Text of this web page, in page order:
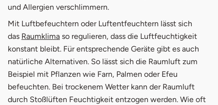
und Allergien verschlimmern.
Mit Luftbefeuchtern oder Luftentfeuchtern lässt sich
das Raumklima so regulieren, dass die Luftfeuchtigkeit
konstant bleibt. Für entsprechende Geräte gibt es auch
natürliche Alternativen. So lässt sich die Raumluft zum
Beispiel mit Pflanzen wie Farn, Palmen oder Efeu
befeuchten. Bei trockenem Wetter kann der Raumluft
durch Stoßlüften Feuchtigkeit entzogen werden. Wie oft